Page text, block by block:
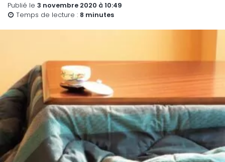
Publié le 3 novembre 2020 à 10:49
Temps de lecture : 8 minutes